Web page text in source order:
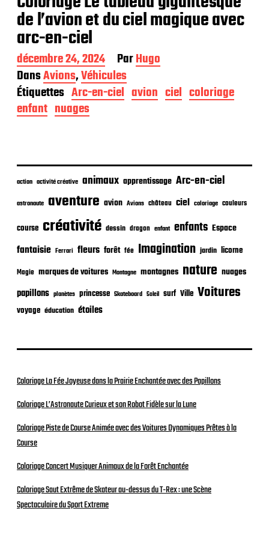
de l’avion et du ciel magique avec
arc-en-ciel
D
a
t
e
d
e
l
i
a
i
n
décembre 24, 2024 ParHugo
DansAvions,Véhicules
Étiquettes Arc-en-ciel avion ciel coloriage
enfant nuages
action activité créative animaux apprentissage Arc-en-ciel
astronaute aventure avion Avions château ciel coloriage couleurs
course créativité dessin dragon enfant enfants Espace
fantaisie Ferrari fleurs forêt fée Imagination jardin licorne
Magie marques de voitures Montagne montagnes nature nuages
papillons planètes princesse Skateboard Soleil surf Ville Voitures
voyage éducation étoiles
Coloriage La Fée Joyeuse dans la Prairie Enchantée avec des Papillons
Coloriage L’Astronaute Curieux et son Robot Fidèle sur la Lune
Coloriage Piste de Course Animée avec des Voitures Dynamiques Prêtes à la
Course
Coloriage Concert Musiquer Animaux de la Forêt Enchantée
Coloriage Saut Extrême de Skateur au-dessus du T-Rex : une Scène
Spectaculaire du Sport Extreme